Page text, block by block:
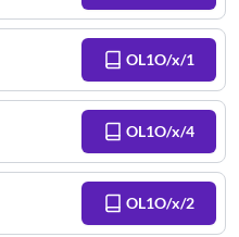
OL1O/x/1
OL1O/x/4
OL1O/x/2